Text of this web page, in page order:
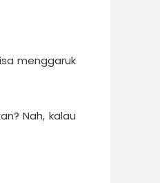
menggaruk
Nah, kalau